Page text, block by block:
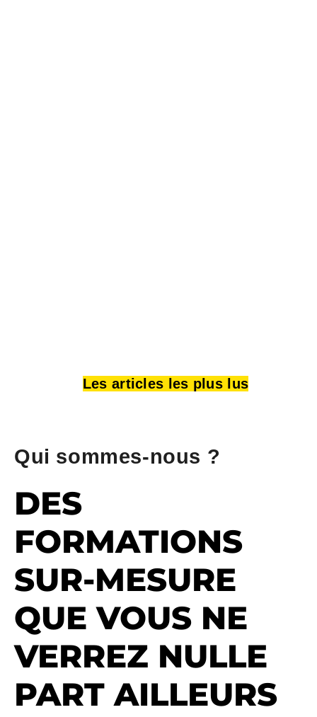
Les articles les plus lus
Qui sommes-nous ?
DES
FORMATIONS
SUR-MESURE
QUE VOUS NE
VERREZ NULLE
PART AILLEURS